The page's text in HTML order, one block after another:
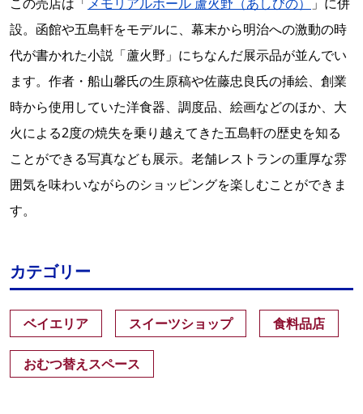
設。函館や五島軒をモデルに、幕末から明治への激動の時
代が書かれた小説「蘆火野」にちなんだ展示品が並んでい
ます。作者・船山馨氏の生原稿や佐藤忠良氏の挿絵、創業
時から使用していた洋食器、調度品、絵画などのほか、大
火による2度の焼失を乗り越えてきた五島軒の歴史を知る
ことができる写真なども展示。老舗レストランの重厚な雰
囲気を味わいながらのショッピングを楽しむことができま
す。
カテゴリー
ベイエリア スイーツショップ 食料品店
おむつ替えスペース